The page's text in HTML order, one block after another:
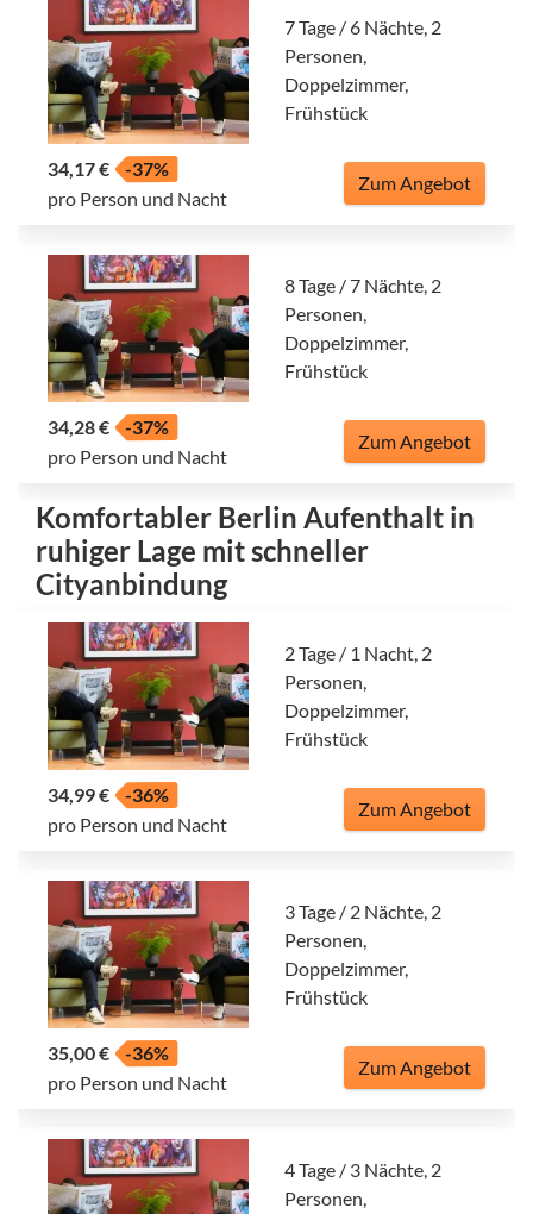
7 Tage / 6 Nächte, 2
Personen,
Doppelzimmer,
Frühstück
34,17 €
-37%
pro Person und Nacht
Zum Angebot
8 Tage / 7 Nächte, 2
Personen,
Doppelzimmer,
Frühstück
34,28 €
-37%
pro Person und Nacht
Zum Angebot
Komfortabler Berlin Aufenthalt in
ruhiger Lage mit schneller
Cityanbindung
2 Tage / 1 Nacht, 2
Personen,
Doppelzimmer,
Frühstück
34,99 €
-36%
pro Person und Nacht
Zum Angebot
3 Tage / 2 Nächte, 2
Personen,
Doppelzimmer,
Frühstück
35,00 €
-36%
pro Person und Nacht
Zum Angebot
4 Tage / 3 Nächte, 2
Personen,